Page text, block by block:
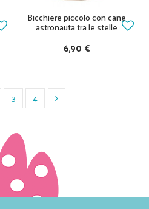
Bicchiere piccolo con cane
astronauta tra le stelle
6,90 €
3 4